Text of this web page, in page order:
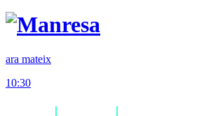
ara mateix
10:30